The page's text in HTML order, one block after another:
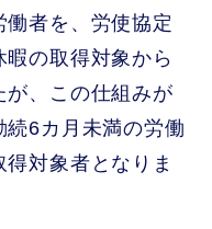
者を、労使協定
の取得対象から
が、この仕組みが
6カ月未満の労働
対象者となりま